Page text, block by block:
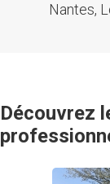
Nantes,
Découvrez